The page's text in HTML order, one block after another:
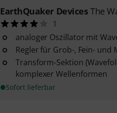
EarthQuaker Devices The
1
analoger Oszillator mit
Regler für Grob-, Fein- und
Transform-Sektion
komplexer Wellenformen
Sofort lieferbar